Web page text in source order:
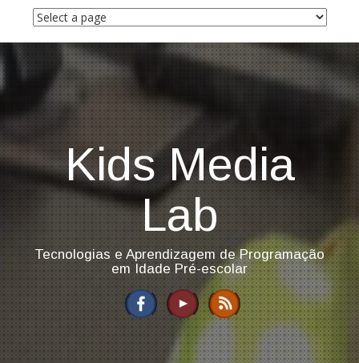
i
p
t
o
o
e
Kids Media
Lab
Tecnologias e Aprendizagem de Programação
em Idade Pré-escolar